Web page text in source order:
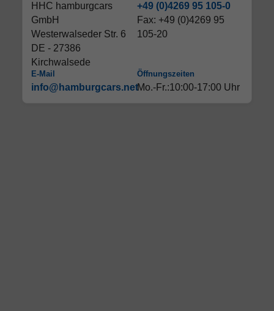
HHC hamburgcars
GmbH
Westerwalseder Str. 6
DE - 27386
Kirchwalsede
+49 (0)4269 95 105-0
Fax: +49 (0)4269 95
105-20
E-Mail
info@hamburgcars.net
Öffnungszeiten
Mo.-Fr.:10:00-17:00 Uhr